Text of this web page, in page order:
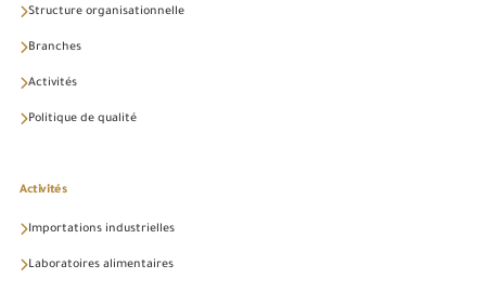
Structure organisationnelle
Branches
Activités
Politique de qualité
Activités
Importations industrielles
Laboratoires alimentaires